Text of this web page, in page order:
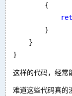
{
        }
    }
}
这样的代码，经常
难道这些代码真的